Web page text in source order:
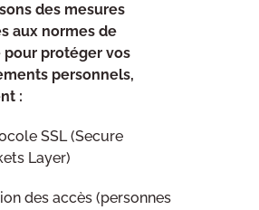
des mesures
aux normes de
pour protéger vos
personnels,
:
SSL (Secure
Layer)
des accès (personnes